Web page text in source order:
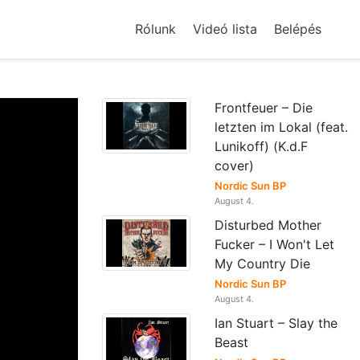
Rólunk Videó lista Belépés
Frontfeuer – Die
letzten im Lokal (feat.
Lunikoff) (K.d.F
cover)
Nordic Sun BP
August 4.
Disturbed Mother
Fucker – I Won't Let
My Country Die
Nordic Sun BP
August 4.
Ian Stuart – Slay the
Beast